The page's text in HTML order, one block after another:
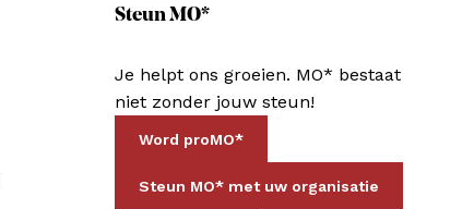
Steun MO*
Je helpt ons groeien. MO* bestaat
niet zonder jouw steun!
Word proMO*
Steun MO* met uw organisatie